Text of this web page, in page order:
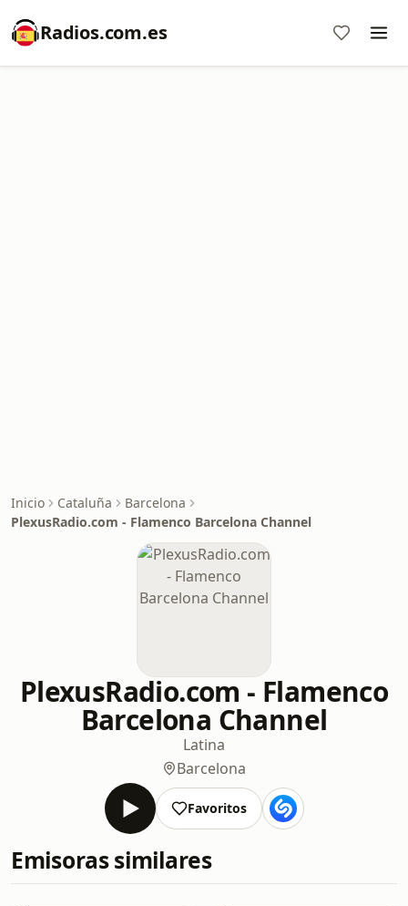
Radios.com.es
Inicio Cataluña
Barcelona
PlexusRadio.com - Flamenco Barcelona Channel
PlexusRadio.com - Flamenco
Barcelona Channel
Latina
Barcelona
Favoritos
Emisoras similares